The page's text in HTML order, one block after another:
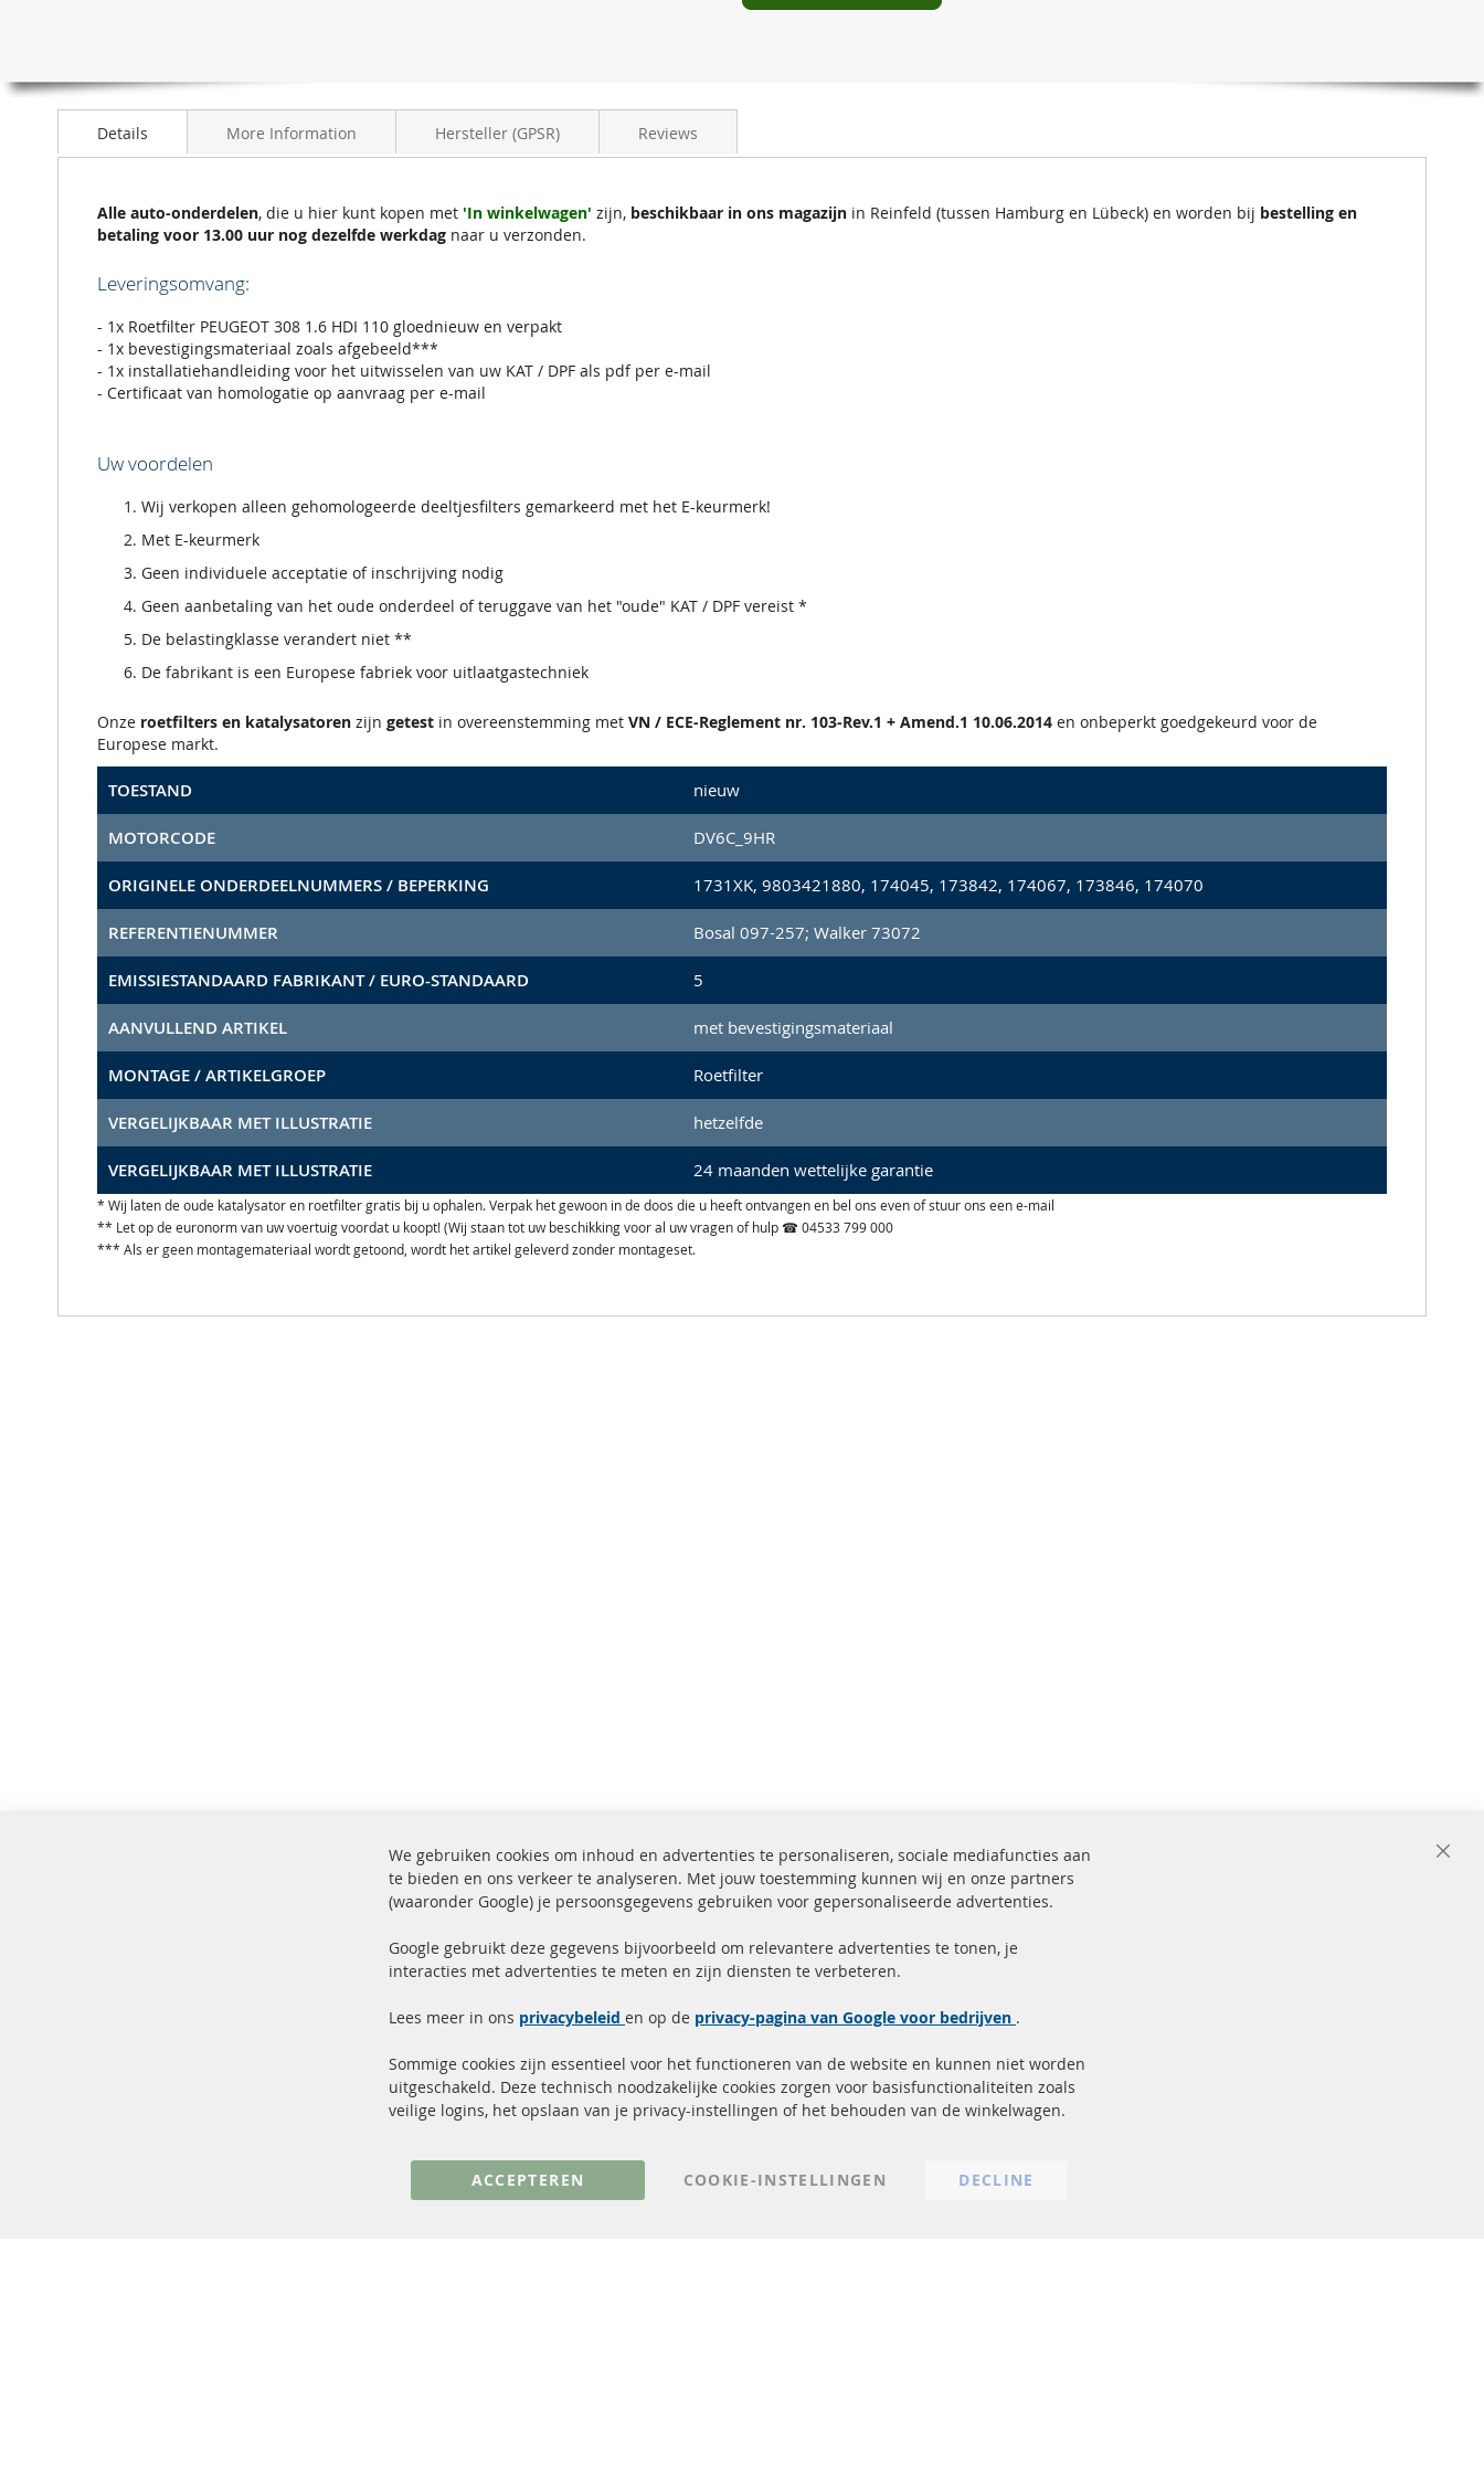
Details More Information Hersteller (GPSR) Reviews
Alle auto-onderdelen, die u hier kunt kopen met 'In winkelwagen' zijn, beschikbaar in ons magazijn in Reinfeld (tussen Hamburg en Lübeck) en worden bij bestelling en
betaling voor 13.00 uur nog dezelfde werkdag naar u verzonden.
Leveringsomvang:
- 1x Roetfilter PEUGEOT 308 1.6 HDI 110 gloednieuw en verpakt
- 1x bevestigingsmateriaal zoals afgebeeld***
- 1x installatiehandleiding voor het uitwisselen van uw KAT / DPF als pdf per e-mail
- Certificaat van homologatie op aanvraag per e-mail
Uw voordelen
Wij verkopen alleen gehomologeerde deeltjesfilters gemarkeerd met het E-keurmerk!
Met E-keurmerk
Geen individuele acceptatie of inschrijving nodig
Geen aanbetaling van het oude onderdeel of teruggave van het "oude" KAT / DPF vereist *
De belastingklasse verandert niet **
De fabrikant is een Europese fabriek voor uitlaatgastechniek
Onze roetfilters en katalysatoren zijn getest in overeenstemming met VN / ECE-Reglement nr. 103-Rev.1 + Amend.1 10.06.2014 en onbeperkt goedgekeurd voor de
Europese markt.
TOESTAND nieuw
MOTORCODE DV6C_9HR
ORIGINELE ONDERDEELNUMMERS / BEPERKING 1731XK, 9803421880, 174045, 173842, 174067, 173846, 174070
REFERENTIENUMMER Bosal 097-257; Walker 73072
EMISSIESTANDAARD FABRIKANT / EURO-STANDAARD 5
AANVULLEND ARTIKEL met bevestigingsmateriaal
MONTAGE / ARTIKELGROEP Roetfilter
VERGELIJKBAAR MET ILLUSTRATIE hetzelfde
VERGELIJKBAAR MET ILLUSTRATIE 24 maanden wettelijke garantie
* Wij laten de oude katalysator en roetfilter gratis bij u ophalen. Verpak het gewoon in de doos die u heeft ontvangen en bel ons even of stuur ons een e-mail
** Let op de euronorm van uw voertuig voordat u koopt! (Wij staan tot uw beschikking voor al uw vragen of hulp ☎ 04533 799 000
*** Als er geen montagemateriaal wordt getoond, wordt het artikel geleverd zonder montageset.
Producten in voorraad
gehomologeerd met e-markering
Snelle links
Roetfilter reiniging
Katalysator (KAT)
FAQ
Kundenservice
Betaalmethoden
Verzendingskosten
AGB
Annuleringsvoorwaarden
Close
We gebruiken cookies om inhoud en advertenties te personaliseren, sociale mediafuncties aan
te bieden en ons verkeer te analyseren. Met jouw toestemming kunnen wij en onze partners
(waaronder Google) je persoonsgegevens gebruiken voor gepersonaliseerde advertenties.
Google gebruikt deze gegevens bijvoorbeeld om relevantere advertenties te tonen, je
interacties met advertenties te meten en zijn diensten te verbeteren.
Lees meer in ons privacybeleid en op de privacy-pagina van Google voor bedrijven .
Sommige cookies zijn essentieel voor het functioneren van de website en kunnen niet worden
uitgeschakeld. Deze technisch noodzakelijke cookies zorgen voor basisfunctionaliteiten zoals
veilige logins, het opslaan van je privacy-instellingen of het behouden van de winkelwagen.
ACCEPTEREN COOKIE-INSTELLINGEN DECLINE